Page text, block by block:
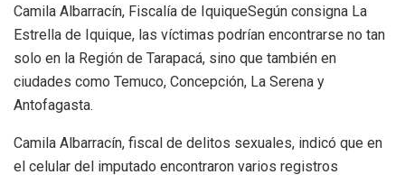
Camila Albarracín, Fiscalía de IquiqueSegún consigna La
Estrella de Iquique, las víctimas podrían encontrarse no tan
solo en la Región de Tarapacá, sino que también en
ciudades como Temuco, Concepción, La Serena y
Antofagasta.
Camila Albarracín, fiscal de delitos sexuales, indicó que en
el celular del imputado encontraron varios registros